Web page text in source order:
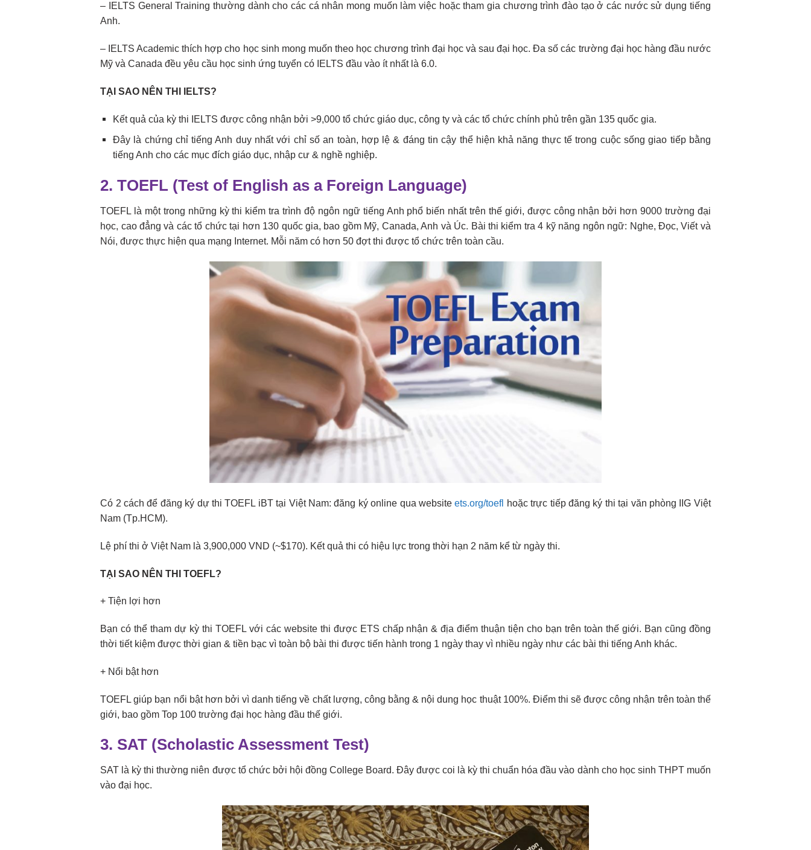
– IELTS General Training thường dành cho các cá nhân mong muốn làm việc hoặc tham gia chương trình đào tạo ở các nước sử dụng tiếng
Anh.
– IELTS Academic thích hợp cho học sinh mong muốn theo học chương trình đại học và sau đại học. Đa số các trường đại học hàng đầu nước
Mỹ và Canada đều yêu cầu học sinh ứng tuyển có IELTS đầu vào ít nhất là 6.0.
TẠI SAO NÊN THI IELTS?
Kết quả của kỳ thi IELTS được công nhận bởi >9,000 tổ chức giáo dục, công ty và các tổ chức chính phủ trên gần 135 quốc gia.
Đây là chứng chỉ tiếng Anh duy nhất với chỉ số an toàn, hợp lệ & đáng tin cậy thể hiện khả năng thực tế trong cuộc sống giao tiếp bằng
tiếng Anh cho các mục đích giáo dục, nhập cư & nghề nghiệp.
2. TOEFL (Test of English as a Foreign Language)
TOEFL là một trong những kỳ thi kiểm tra trình độ ngôn ngữ tiếng Anh phổ biến nhất trên thế giới, được công nhận bởi hơn 9000 trường đại
học, cao đẳng và các tổ chức tại hơn 130 quốc gia, bao gồm Mỹ, Canada, Anh và Úc. Bài thi kiểm tra 4 kỹ năng ngôn ngữ: Nghe, Đọc, Viết và
Nói, được thực hiện qua mạng Internet. Mỗi năm có hơn 50 đợt thi được tổ chức trên toàn cầu.
Có 2 cách để đăng ký dự thi TOEFL iBT tại Việt Nam: đăng ký online qua websiteets.org/toefl hoặc trực tiếp đăng ký thi tại văn phòng IIG Việt
Nam (Tp.HCM).
Lệ phí thi ở Việt Nam là 3,900,000 VND (~$170). Kết quả thi có hiệu lực trong thời hạn 2 năm kể từ ngày thi.
TẠI SAO NÊN THI TOEFL?
+ Tiện lợi hơn
Bạn có thể tham dự kỳ thi TOEFL với các website thi được ETS chấp nhận & địa điểm thuận tiện cho bạn trên toàn thế giới. Bạn cũng đồng
thời tiết kiệm được thời gian & tiền bạc vì toàn bộ bài thi được tiến hành trong 1 ngày thay vì nhiều ngày như các bài thi tiếng Anh khác.
+ Nổi bật hơn
TOEFL giúp bạn nổi bật hơn bởi vì danh tiếng về chất lượng, công bằng & nội dung học thuật 100%. Điểm thi sẽ được công nhận trên toàn thế
giới, bao gồm Top 100 trường đại học hàng đầu thế giới.
3. SAT (Scholastic Assessment Test)
SAT là kỳ thi thường niên được tổ chức bởi hội đồng College Board. Đây được coi là kỳ thi chuẩn hóa đầu vào dành cho học sinh THPT muốn
vào đại học.